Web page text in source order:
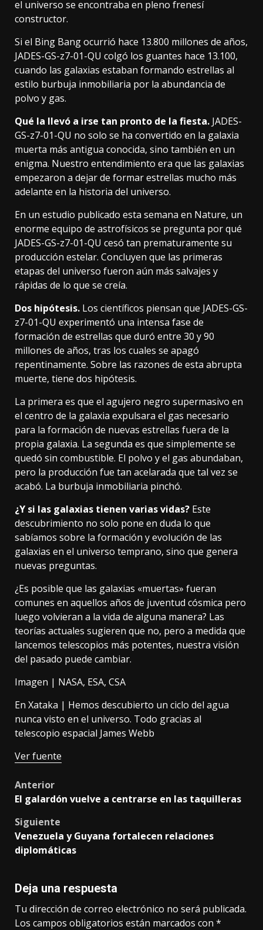
el universo se encontraba en pleno frenesí
constructor.
Si el Bing Bang ocurrió hace 13.800 millones de años,
JADES-GS-z7-01-QU colgó los guantes hace 13.100,
cuando las galaxias estaban formando estrellas al
estilo burbuja inmobiliaria por la abundancia de
polvo y gas.
Qué la llevó a irse tan pronto de la fiesta. JADES-
GS-z7-01-QU no solo se ha convertido en la galaxia
muerta más antigua conocida, sino también en un
enigma. Nuestro entendimiento era que las galaxias
empezaron a dejar de formar estrellas mucho más
adelante en la historia del universo.
En un estudio publicado esta semana en Nature, un
enorme equipo de astrofísicos se pregunta por qué
JADES-GS-z7-01-QU cesó tan prematuramente su
producción estelar. Concluyen que las primeras
etapas del universo fueron aún más salvajes y
rápidas de lo que se creía.
Dos hipótesis. Los científicos piensan que JADES-GS-
z7-01-QU experimentó una intensa fase de
formación de estrellas que duró entre 30 y 90
millones de años, tras los cuales se apagó
repentinamente. Sobre las razones de esta abrupta
muerte, tiene dos hipótesis.
La primera es que el agujero negro supermasivo en
el centro de la galaxia expulsara el gas necesario
para la formación de nuevas estrellas fuera de la
propia galaxia. La segunda es que simplemente se
quedó sin combustible. El polvo y el gas abundaban,
pero la producción fue tan acelarada que tal vez se
acabó. La burbuja inmobiliaria pinchó.
¿Y si las galaxias tienen varias vidas? Este
descubrimiento no solo pone en duda lo que
sabíamos sobre la formación y evolución de las
galaxias en el universo temprano, sino que genera
nuevas preguntas.
¿Es posible que las galaxias «muertas» fueran
comunes en aquellos años de juventud cósmica pero
luego volvieran a la vida de alguna manera? Las
teorías actuales sugieren que no, pero a medida que
lancemos telescopios más potentes, nuestra visión
del pasado puede cambiar.
Imagen | NASA, ESA, CSA
En Xataka | Hemos descubierto un ciclo del agua
nunca visto en el universo. Todo gracias al
telescopio espacial James Webb
Ver fuente
Post
navigation
Anterior
El galardón vuelve a centrarse en las taquilleras
Siguiente
Venezuela y Guyana fortalecen relaciones
diplomáticas
Deja una respuesta
Tu dirección de correo electrónico no será publicada.
Los campos obligatorios están marcados con *